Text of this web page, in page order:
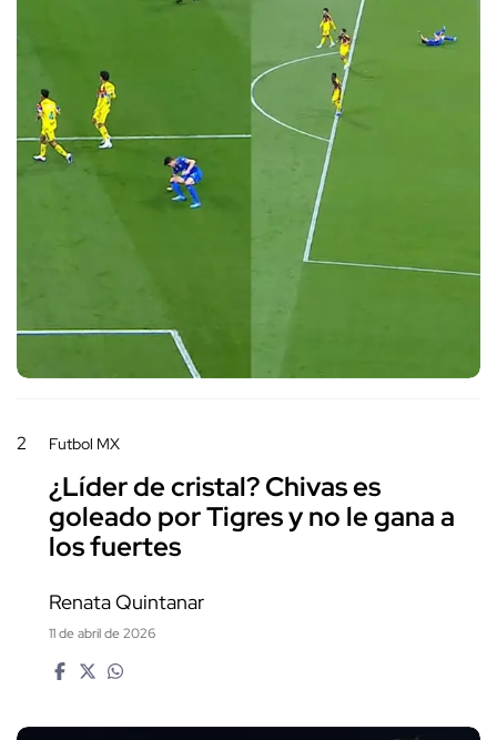
2 Futbol MX
¿Líder de cristal? Chivas es
goleado por Tigres y no le gana a
los fuertes
Renata Quintanar
11 de abril de 2026